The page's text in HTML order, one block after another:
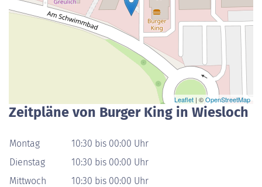
Leaflet | ©OpenStreetMap
Zeitpläne von Burger King in Wiesloch
Montag
10:30 bis 00:00 Uhr
Dienstag
10:30 bis 00:00 Uhr
Mittwoch
10:30 bis 00:00 Uhr